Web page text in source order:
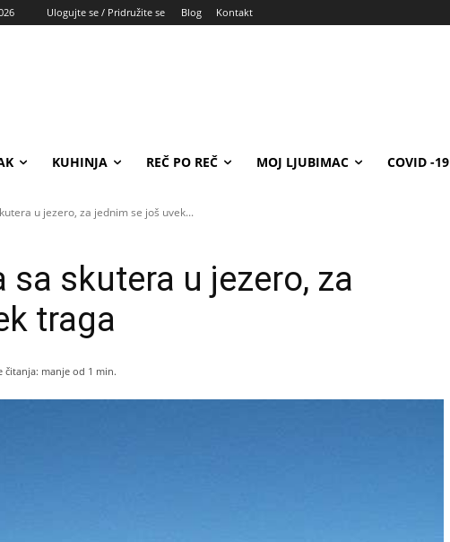
Ulogujte se / Pridružite se Blog Kontakt
KUHINJA REČ PO REČ MOJ LJUBIMAC COVID -19
u jezero, za jednim se još uvek...
sa skutera u jezero, za
traga
čitanja: manje od 1 min.